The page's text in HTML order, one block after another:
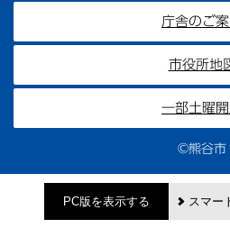
庁舎のご
市役所地
一部土曜
©熊谷市
PC版を表示する スマー